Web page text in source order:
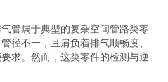
管属于典型的复杂空间管路类零
径不一，且肩负着排气顺畅度、
求。然而，这类零件的检测与逆